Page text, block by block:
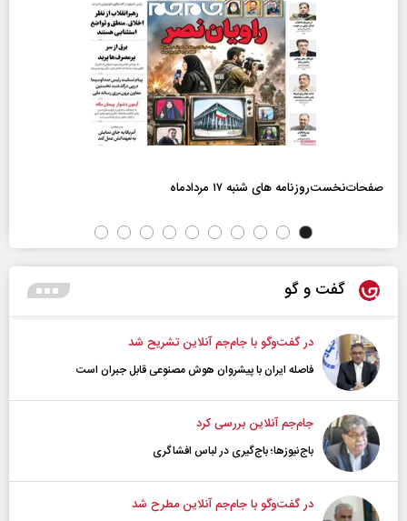
صفحات‌نخست‌روزنامه ها‌ی شنبه ۱۷ مردادماه
گفت و گو
در گفت‌و‌گو با جام‌جم آنلاین تشریح شد
فاصله ایران با پیشرو‌ان هوش مصنوعی قابل جبران است
جام‌جم آنلاین بررسی کرد
باج‌نیوزها؛ باج‌گیری در لباس افشاگری
در گفت‌و‌گو با جام‌جم آنلاین مطرح شد